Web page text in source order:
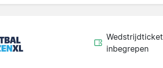
Wedstrijdticket
inbegrepen